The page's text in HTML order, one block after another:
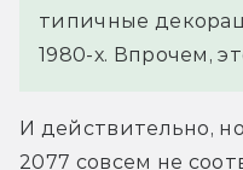
типичные
1980-х. Впрочем,
И действительно,
2077 совсем не